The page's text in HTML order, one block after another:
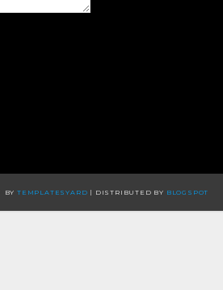
BY TEMPLATESYARD | DISTRIBUTED BY BLOGSPOT